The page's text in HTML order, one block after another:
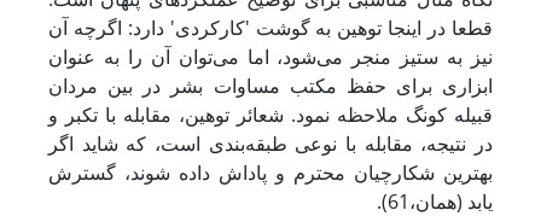
قطعا در اینجا توهین به گوشت 'کارکردی' دارد: اگرچه آن
نیز به ستیز منجر می‌شود، اما می‌توان آن را به عنوان
ابزاری برای حفظ مکتب مساوات بشر در بین مردان
قبیله کونگ ملاحظه نمود. شعائر توهین، مقابله با تکبر و
در نتیجه، مقابله با نوعی طبقه‌بندی است، که شاید اگر
بهترین شکارچیان محترم و پاداش داده شوند، گسترش
یابد (همان،61).